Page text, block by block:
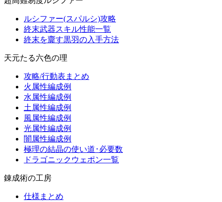
ルシファー(スパルシ)攻略
終末武器スキル性能一覧
終末を齎す黒羽の入手方法
天元たる六色の理
攻略/行動表まとめ
火属性編成例
水属性編成例
土属性編成例
風属性編成例
光属性編成例
闇属性編成例
極理の結晶の使い道･必要数
ドラゴニックウェポン一覧
錬成術の工房
仕様まとめ